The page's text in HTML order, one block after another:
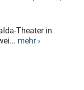
Theater in
mehr ›